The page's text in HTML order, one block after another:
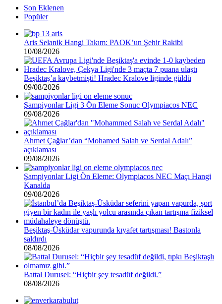
Son Eklenen
Popüler
Aris Selanik Hangi Takım: PAOK’un Şehir Rakibi
10/08/2026
Beşiktaş’a kaybetmişti! Hradec Kralove liginde güldü
09/08/2026
Şampiyonlar Ligi 3 Ön Eleme Sonuc Olympiacos NEC
09/08/2026
Ahmet Çağlar’dan “Mohamed Salah ve Serdal Adalı”
açıklaması
09/08/2026
Şampiyonlar Ligi Ön Eleme: Olympiacos NEC Maçı Hangi
Kanalda
09/08/2026
Beşiktaş-Üsküdar vapurunda kıyafet tartışması! Bastonla
saldırdı
08/08/2026
Battal Durusel: “Hiçbir şey tesadüf değildi.”
08/08/2026